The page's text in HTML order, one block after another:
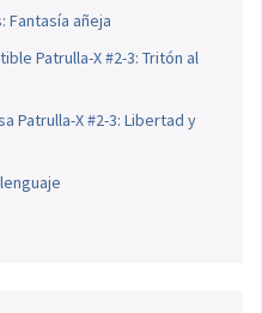
Fantasía añeja
Patrulla-X #2-3: Tritón al
Patrulla-X #2-3: Libertad y